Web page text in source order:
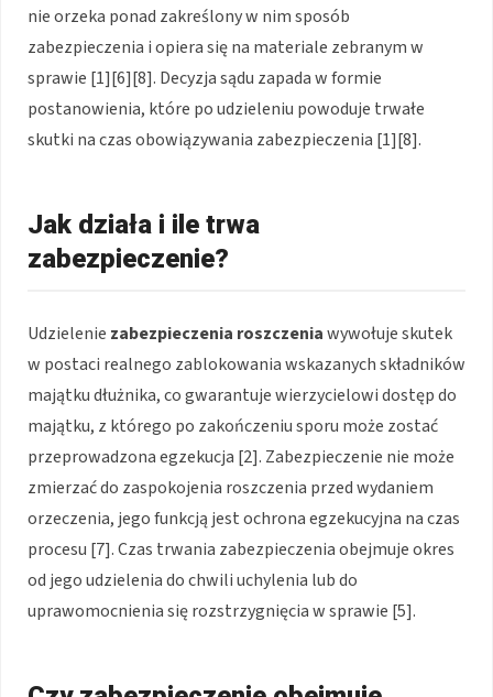
nie orzeka ponad zakreślony w nim sposób
zabezpieczenia i opiera się na materiale zebranym w
sprawie [1][6][8]. Decyzja sądu zapada w formie
postanowienia, które po udzieleniu powoduje trwałe
skutki na czas obowiązywania zabezpieczenia [1][8].
Jak działa i ile trwa
zabezpieczenie?
Udzielenie zabezpieczenia roszczeniawywołuje skutek
w postaci realnego zablokowania wskazanych składników
majątku dłużnika, co gwarantuje wierzycielowi dostęp do
majątku, z którego po zakończeniu sporu może zostać
przeprowadzona egzekucja [2]. Zabezpieczenie nie może
zmierzać do zaspokojenia roszczenia przed wydaniem
orzeczenia, jego funkcją jest ochrona egzekucyjna na czas
procesu [7]. Czas trwania zabezpieczenia obejmuje okres
od jego udzielenia do chwili uchylenia lub do
uprawomocnienia się rozstrzygnięcia w sprawie [5].